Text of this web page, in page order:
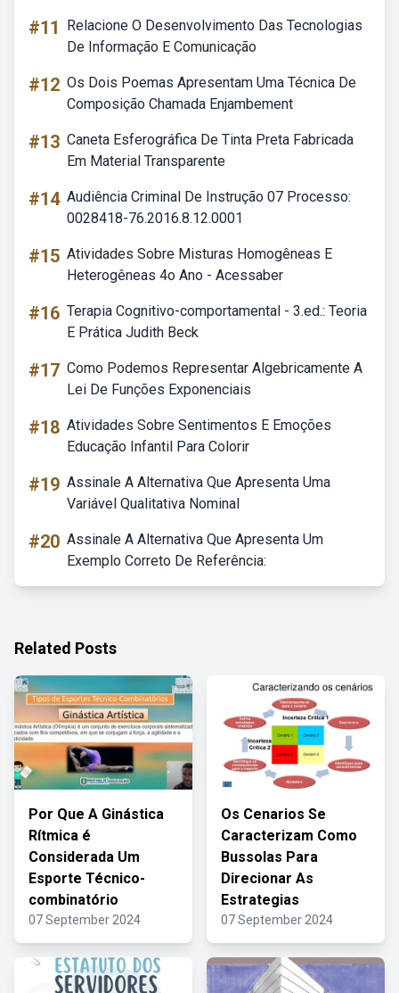
#11
Relacione O Desenvolvimento Das Tecnologias
De Informação E Comunicação
#12 Os Dois Poemas Apresentam Uma Técnica De
Composição Chamada Enjambement
#13 Caneta Esferográfica De Tinta Preta Fabricada
Em Material Transparente
#14 Audiência Criminal De Instrução 07 Processo:
0028418-76.2016.8.12.0001
#15 Atividades Sobre Misturas Homogêneas E
Heterogêneas 4o Ano - Acessaber
#16 Terapia Cognitivo-comportamental - 3.ed.: Teoria
E Prática Judith Beck
#17 Como Podemos Representar Algebricamente A
Lei De Funções Exponenciais
#18 Atividades Sobre Sentimentos E Emoções
Educação Infantil Para Colorir
#19 Assinale A Alternativa Que Apresenta Uma
Variável Qualitativa Nominal
#20 Assinale A Alternativa Que Apresenta Um
Exemplo Correto De Referência:
Related Posts
Por Que A Ginástica
Rítmica é
Considerada Um
Esporte Técnico-
combinatório
07 September 2024
Os Cenarios Se
Caracterizam Como
Bussolas Para
Direcionar As
Estrategias
07 September 2024